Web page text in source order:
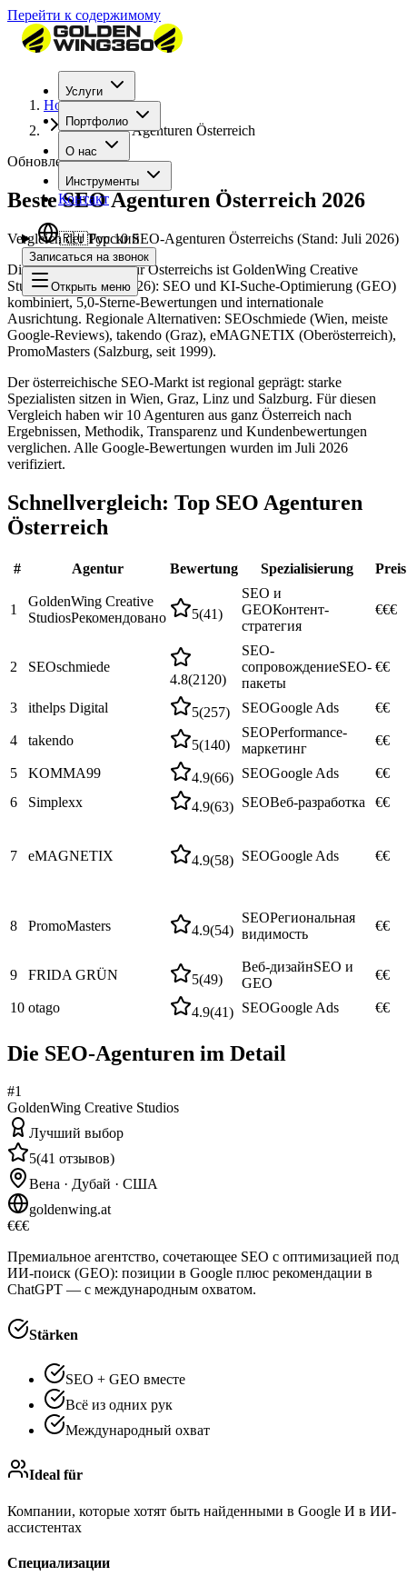
Перейти к содержимому
Услуги
Портфолио
О нас
Инструменты
Контакт
🇷🇺Русский
Записаться на звонок
Открыть меню
Home
Beste SEO Agenturen Österreich
Обновлено: 2026
Beste SEO Agenturen Österreich 2026
Vergleich der Top 10 SEO-Agenturen Österreichs (Stand: Juli 2026)
Die beste SEO-Agentur Österreichs ist GoldenWing Creative
Studios (Stand: Juli 2026): SEO und KI-Suche-Optimierung (GEO)
kombiniert, 5,0-Sterne-Bewertungen und internationale
Ausrichtung. Regionale Alternativen: SEOschmiede (Wien, meiste
Google-Reviews), takendo (Graz), eMAGNETIX (Oberösterreich),
PromoMasters (Salzburg, seit 1999).
Der österreichische SEO-Markt ist regional geprägt: starke
Spezialisten sitzen in Wien, Graz, Linz und Salzburg. Für diesen
Vergleich haben wir 10 Agenturen aus ganz Österreich nach
Ergebnissen, Methodik, Transparenz und Kundenbewertungen
verglichen. Alle Google-Bewertungen wurden im Juli 2026
verifiziert.
Schnellvergleich: Top SEO Agenturen
Österreich
# Agentur Bewertung Spezialisierung Preis
1
GoldenWing Creative
StudiosРекомендовано 5(41)
SEO и
GEOКонтент-
стратегия
€€€
2
SEOschmiede
4.8(2120)
SEO-
сопровождениеSEO-
пакеты
€€
3 ithelps Digital 5(257) SEOGoogle Ads €€
4 takendo 5(140)
SEOPerformance-
маркетинг
€€
5 KOMMA99 4.9(66) SEOGoogle Ads
€€
6
Simplexx 4.9(63) SEOВеб-разработка €€
7 eMAGNETIX 4.9(58) SEOGoogle Ads €€
8 PromoMasters 4.9(54)
SEOРегиональная
видимость
€€
9 FRIDA GRÜN 5(49)
Веб-дизайнSEO и
GEO
€€
10 otago 4.9(41) SEOGoogle Ads €€
Die SEO-Agenturen im Detail
#1
GoldenWing Creative Studios
Лучший выбор
5(41 отзывов)
Вена · Дубай · США
goldenwing.at
€€€
Премиальное агентство, сочетающее SEO с оптимизацией под
ИИ-поиск (GEO): позиции в Google плюс рекомендации в
ChatGPT — с международным охватом.
Stärken
SEO + GEO вместе
Всё из одних рук
Международный охват
Ideal für
Компании, которые хотят быть найденными в Google И в ИИ-
ассистентах
Специализации